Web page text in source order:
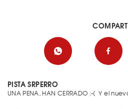
PISTA SRPERRO
UNA PENA, HAN CERRADO :-( Y el